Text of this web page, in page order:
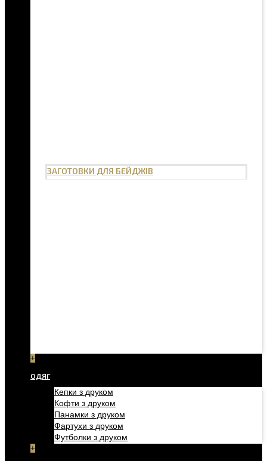
ЗАГОТОВКИ ДЛЯ БЕЙДЖІВ
+
ОДЯГ
Кепки з друком
Кофти з друком
Панамки з друком
Фартухи з друком
Футболки з друком
+